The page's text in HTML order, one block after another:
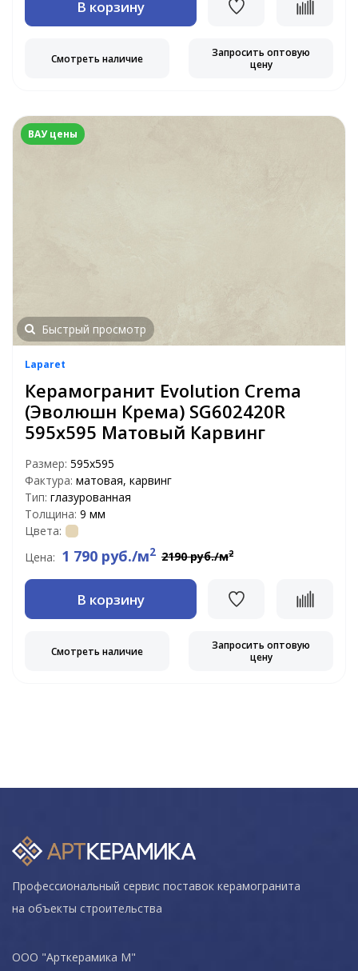
В корзину
Смотреть наличие
Запросить оптовую
цену
ВАУ цены
Быстрый просмотр
Laparet
Керамогранит Evolution Crema
(Эволюшн Крема) SG602420R
595x595 Матовый Карвинг
Размер: 595x595
Фактура: матовая, карвинг
Тип: глазурованная
Толщина: 9 мм
Цвета:
Цена: 1 790 руб./м2 2190 руб./м2
В корзину
Смотреть наличие
Запросить оптовую
цену
Профессиональный сервис поставок керамогранита
на объекты строительства
ООО "Арткерамика М"